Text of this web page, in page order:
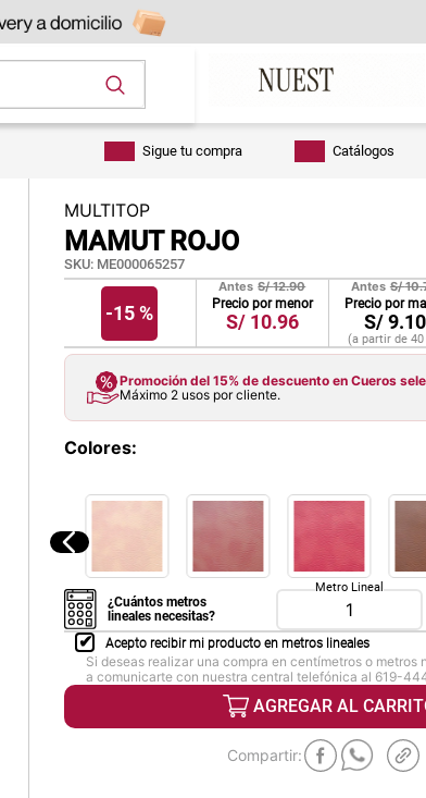
Sigue tu compra Catálogos
MULTITOP
MAMUT ROJO
SKU: ME000065257
-15 %
Antes S/12.90
Precio por menor
S/ 10.96
Antes S/
Precio por
S/9.10
(a partir de 40
Promoción del 15% de descuento en Cueros
Máximo 2 usos por cliente.
Colores
¿Cuántos metros
lineales necesitas?
Metro Lineal
Acepto recibir mi producto en metros lineales
Si deseas realizar una compra en centímetros o metros
a comunicarte con nuestra central telefónica al 619-
AGREGAR AL